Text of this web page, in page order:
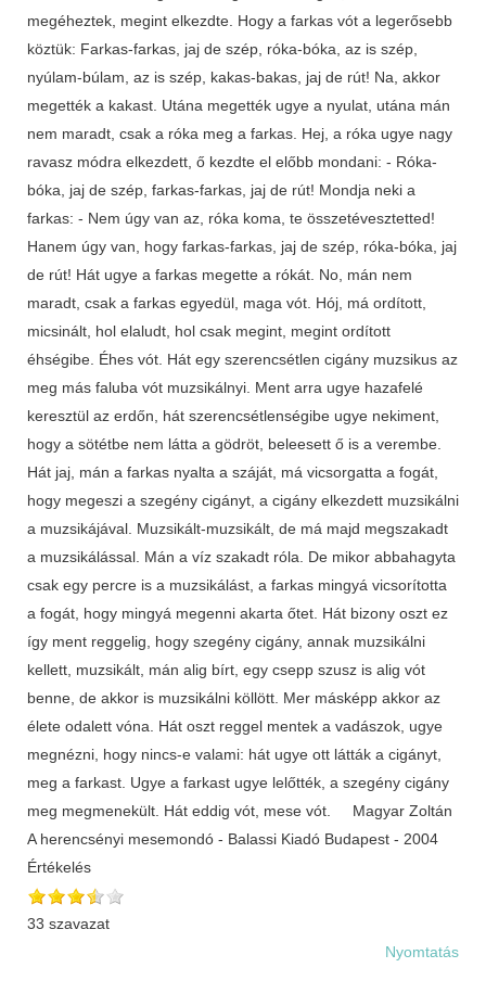
megéheztek, megint elkezdte. Hogy a farkas vót a legerősebb
köztük: Farkas-farkas, jaj de szép, róka-bóka, az is szép,
nyúlam-búlam, az is szép, kakas-bakas, jaj de rút! Na, akkor
megették a kakast. Utána megették ugye a nyulat, utána mán
nem maradt, csak a róka meg a farkas. Hej, a róka ugye nagy
ravasz módra elkezdett, ő kezdte el előbb mondani: - Róka-
bóka, jaj de szép, farkas-farkas, jaj de rút! Mondja neki a
farkas: - Nem úgy van az, róka koma, te összetévesztetted!
Hanem úgy van, hogy farkas-farkas, jaj de szép, róka-bóka, jaj
de rút! Hát ugye a farkas megette a rókát. No, mán nem
maradt, csak a farkas egyedül, maga vót. Hój, má ordított,
micsinált, hol elaludt, hol csak megint, megint ordított
éhségibe. Éhes vót. Hát egy szerencsétlen cigány muzsikus az
meg más faluba vót muzsikálnyi. Ment arra ugye hazafelé
keresztül az erdőn, hát szerencsétlenségibe ugye nekiment,
hogy a sötétbe nem látta a gödröt, beleesett ő is a verembe.
Hát jaj, mán a farkas nyalta a száját, má vicsorgatta a fogát,
hogy megeszi a szegény cigányt, a cigány elkezdett muzsikálni
a muzsikájával. Muzsikált-muzsikált, de má majd megszakadt
a muzsikálással. Mán a víz szakadt róla. De mikor abbahagyta
csak egy percre is a muzsikálást, a farkas mingyá vicsorította
a fogát, hogy mingyá megenni akarta őtet. Hát bizony oszt ez
így ment reggelig, hogy szegény cigány, annak muzsikálni
kellett, muzsikált, mán alig bírt, egy csepp szusz is alig vót
benne, de akkor is muzsikálni köllött. Mer másképp akkor az
élete odalett vóna. Hát oszt reggel mentek a vadászok, ugye
megnézni, hogy nincs-e valami: hát ugye ott látták a cigányt,
meg a farkast. Ugye a farkast ugye lelőtték, a szegény cigány
meg megmenekült. Hát eddig vót, mese vót. Magyar Zoltán
A herencsényi mesemondó - Balassi Kiadó Budapest - 2004
Értékelés
33 szavazat
Nyomtatás